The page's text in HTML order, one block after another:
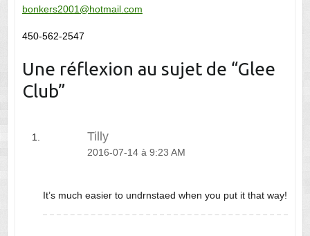
bonkers2001@hotmail.com
450-562-2547
Une réflexion au sujet de “Glee
Club”
Tilly
2016-07-14 à 9:23 AM
It’s much easier to undrnstaed when you put it that way!